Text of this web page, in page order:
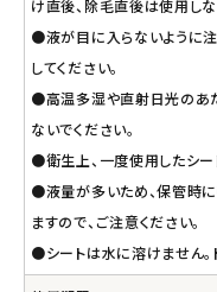
け直後、除毛直後は使用しな
●液が目に入らないように注
してください。
●高温多湿や直射日光のあ
ないでください。
●衛生上、一度使用したシー
●液量が多いため、保管時
ますので、ご注意ください。
●シートは水に溶けません。